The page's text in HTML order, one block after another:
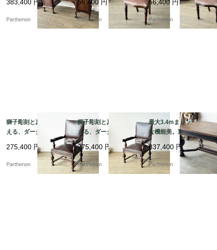
ボード【s72】
383,400 円
Parthenon
ア 張替え済み【c347
-2】
56,400 円
Parthenon
ア 張替え済み【c347
-1】
56,400 円
Parthenon
獅子彫刻と真鍮鋲が映
える、ダークブラウン
本革張りの重厚なクラ
シックアームチェア【d
s23-7】
275,400 円
Parthenon
獅子彫刻と真鍮鋲が映
える、ダークブラウン
本革張りの重厚なクラ
シックアームチェア【d
s23-8】
275,400 円
Parthenon
最大3.4mまで拡張可能
な機能美。重厚なバル
ボスレッグとライオン
彫刻が目を引くエクス
テンションテーブル【d
s23-9】
837,400 円
Parthenon